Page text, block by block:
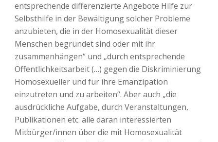
entsprechende differenzierte Angebote Hilfe zur
Selbsthilfe in der Bewältigung solcher Probleme
anzubieten, die in der Homosexualität dieser
Menschen begründet sind oder mit ihr
zusammenhängen“ und „durch entsprechende
Öffentlichkeitsarbeit (…) gegen die Diskriminierung
Homosexueller und für ihre Emanzipation
einzutreten und zu arbeiten“. Aber auch „die
ausdrückliche Aufgabe, durch Veranstaltungen,
Publikationen etc. alle daran interessierten
Mitbürger/innen über die mit Homosexualität